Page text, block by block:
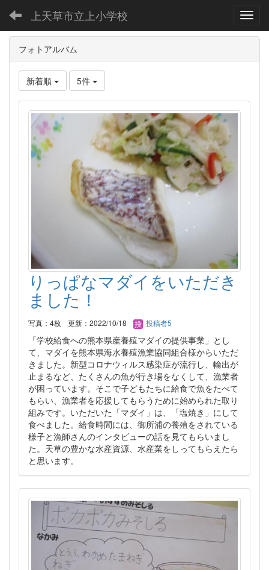
上天草市立上小学校
フォトアルバム
新着順 5件
りっぱなマダイをいただき
ました！
写真：4枚 更新：2022/10/18 投稿者5
「学校給食への熊本県産養殖マダイの提供事業」とし
て、マダイを熊本県海水養殖漁業協同組合様からいただ
きました。新型コロナウィルス感染症が流行し、輸出が
止まるなど、たくさんの魚が行き場をなくして、漁業者
が困っています。そこで子どもたちに給食で魚をたべて
もらい、漁業者を応援してもらうために始められた取り
組みです。いただいた「マダイ」は、「塩焼き」にして
食べました。給食時間には、御所浦の養殖をされている
様子と漁師さんのインタビューの話を見てもらいまし
た。天草の豊かな水産資源、水産業をしってもらえたら
と思います。